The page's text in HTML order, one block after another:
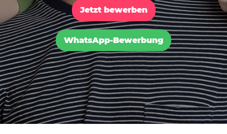
Jetzt bewerben
WhatsApp-Bewerbung